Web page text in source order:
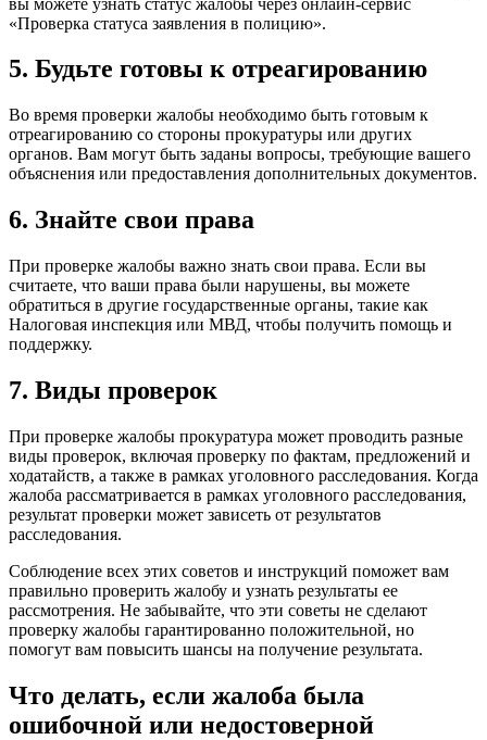
«Проверка статуса заявления в полицию».
5. Будьте готовы к отреагированию
Во время проверки жалобы необходимо быть готовым к
отреагированию со стороны прокуратуры или других
органов. Вам могут быть заданы вопросы, требующие вашего
объяснения или предоставления дополнительных документов.
6. Знайте свои права
При проверке жалобы важно знать свои права. Если вы
считаете, что ваши права были нарушены, вы можете
обратиться в другие государственные органы, такие как
Налоговая инспекция или МВД, чтобы получить помощь и
поддержку.
7. Виды проверок
При проверке жалобы прокуратура может проводить разные
виды проверок, включая проверку по фактам, предложений и
ходатайств, а также в рамках уголовного расследования. Когда
жалоба рассматривается в рамках уголовного расследования,
результат проверки может зависеть от результатов
расследования.
Соблюдение всех этих советов и инструкций поможет вам
правильно проверить жалобу и узнать результаты ее
рассмотрения. Не забывайте, что эти советы не сделают
проверку жалобы гарантированно положительной, но
помогут вам повысить шансы на получение результата.
Что делать, если жалоба была
ошибочной или недостоверной